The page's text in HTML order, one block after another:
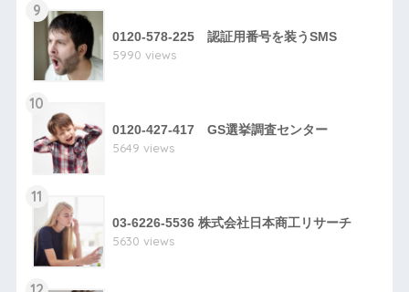
9
0120-578-225 認証用番号を装うSMS
5990 views
10
0120-427-417 GS選挙調査センター
5649 views
11
03-6226-5536 株式会社日本商工リサーチ
5630 views